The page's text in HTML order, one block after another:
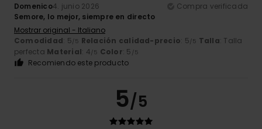
Domenico4. junio 2026
Compra verificada
Semore, lo mejor, siempre en directo
Mostrar original - Italiano
Comodidad: 5/5 Relación calidad-precio: 5/5 Talla: Talla
perfecta Material: 4/5 Color: 5 /5
Recomiendo este producto
5/5